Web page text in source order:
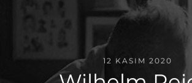
12 KASIM 2020